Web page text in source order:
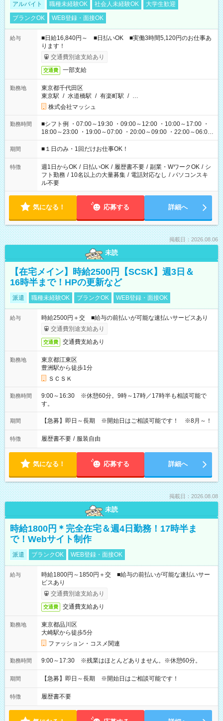
アルバイト 職種未経験OK 社会人未経験OK
大学生歓迎
ブランクOK
WEB登録・面接OK
給与
■日給16,840円～ ■日払いOK ■実働3時間5,120円のお仕事あ
ります！
交通費別途支給あり
交通費 一部支給
勤務地
東京都千代田区
東京駅 / 水道橋駅 / 有楽町駅 / …
株式会社マッシュ
勤務時間
■シフト例 ・07:00～19:30 ・09:00～12:00 ・10:00～17:00 ・
18:00～23:00 ・19:00～07:00 ・20:00～09:00 ・22:00～06:00
etc ★最短で3時間で5,120円のお仕事から 15時間で2万円近く稼
げるお仕事も！ ご希望のお時間に合わせてご紹介！ ※シフトは
ください！
期間 ■１日のみ・1回だけお仕事OK！
特徴 週1日からOK / 日払いOK / 履歴書不要 / 副業・WワークOK / シ
フト勤務 / 10名以上の大量募集 / 電話対応なし / パソコンスキ
ル不要
気になる！ 応募する 詳細へ
掲載日：2026.08.06
未読
【在宅メイン】時給2500円【SCSK】週3日＆
16時半まで！HPの更新など
派遣 職種未経験OK ブランクOK WEB登録・面接OK
給与
時給2500円＋交 ■給与の前払いが可能な速払いサービスあり
交通費別途支給あり
交通費 交通費支給あり
勤務地
東京都江東区
豊洲駅から徒歩1分
ＳＣＳＫ
勤務時間
9:00～16:30 ※休憩60分。9時～17時／17時半も相談可能で
す。
期間 【急募】即日～長期 ※開始日はご相談可能です！ ※8月～！
特徴 履歴書不要 / 服装自由
気になる！ 応募する 詳細へ
掲載日：2026.08.08
未読
時給1800円＊完全在宅＆週4日勤務！17時半ま
で！Webサイト制作
派遣 ブランクOK WEB登録・面接OK
給与
時給1800円～1850円＋交 ■給与の前払いが可能な速払いサー
ビスあり
交通費別途支給あり
交通費 交通費支給あり
勤務地
東京都品川区
大崎駅から徒歩5分
ファッション・コスメ関連
勤務時間 9:00～17:30 ※残業はほとんどありません。※休憩60分。
期間 【急募】即日～長期 ※開始日はご相談可能です！
特徴 履歴書不要